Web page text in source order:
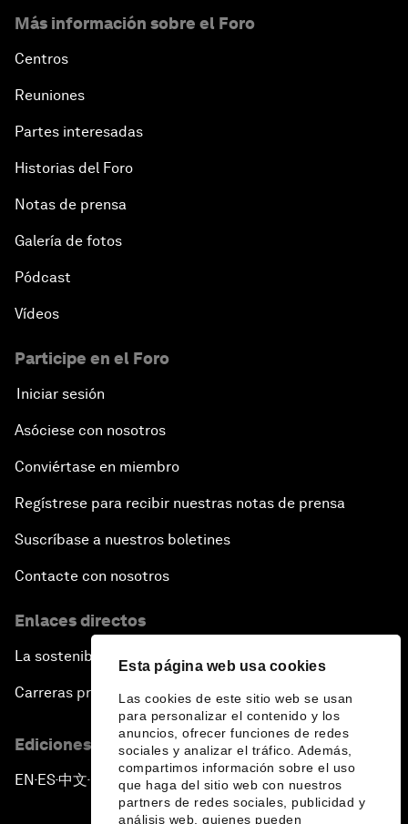
Esta página web usa cookies
Las cookies de este sitio web se usan
para personalizar el contenido y los
anuncios, ofrecer funciones de redes
sociales y analizar el tráfico. Además,
compartimos información sobre el uso
que haga del sitio web con nuestros
partners de redes sociales, publicidad y
análisis web, quienes pueden
Más información sobre el Foro
Centros
Reuniones
Partes interesadas
Historias del Foro
Notas de prensa
Galería de fotos
Pódcast
Vídeos
Participe en el Foro
Iniciar sesión
Asóciese con nosotros
Conviértase en miembro
Regístrese para recibir nuestras notas de prensa
Suscríbase a nuestros boletines
Contacte con nosotros
Enlaces directos
La sostenibilidad en el Foro
Carreras profesionales
Ediciones en otros idiomas
EN ▪ ES▪中文▪ 日本語